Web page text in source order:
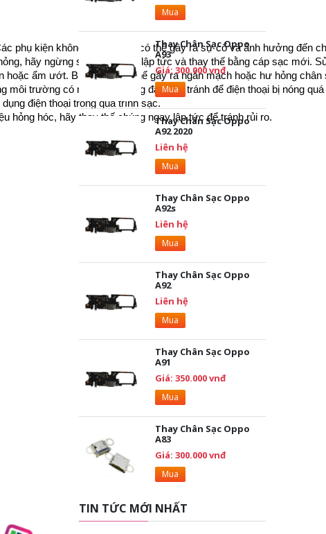
phụ kiện không chính hãng có thể gây ra sự cố và ảnh hưởng đến
hãy ngừng sử dụng ngay lập tức và thay thế bằng cáp sạc mới.
ẩm ướt. Bụi và ẩm có thể gây ra ngắn mạch hoặc hư hỏng chân
trường có nhiệt độ thoáng đãng và tránh để điện thoại bị nóng
điện thoại trong quá trình sạc.
hỏng hóc, hãy thay thế chúng ngay lập tức để tránh rủi ro.
Mua
Thay Chân Sạc Oppo
A93
Giá: 300.000 vnđ
Mua
Thay Chân Sạc Oppo
A92 2020
Liên hệ
Mua
Thay Chân Sạc Oppo
A92s
Liên hệ
Mua
Thay Chân Sạc Oppo
A92
Liên hệ
Mua
Thay Chân Sạc Oppo
A91
Giá: 350.000 vnđ
Mua
Thay Chân Sạc Oppo
A83
Giá: 300.000 vnđ
Mua
TIN TỨC MỚI NHẤT